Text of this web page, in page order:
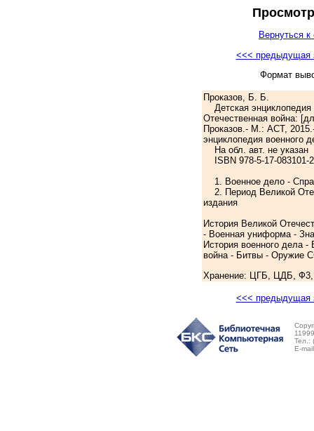
Вернуться к
<<< предыдущая
Формат
Проказов, Б. Б.
Детская энциклопедия
Отечественная война:
Проказов.- М.: АСТ,
энциклопедия военного
На обл. авт. не указан
ISBN 978-5-17-083101-
1. Военное дело -
2. Период Великой
издания
История Великой
- Военная униформа -
История военного дела
война - Битвы - Оружие
Хранение: ЦГБ, ЦДБ,
<<< предыдущая
Тел.:
E-